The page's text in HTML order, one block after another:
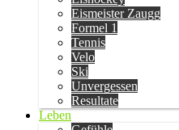
Eismeister Zaugg
Formel 1
Tennis
Velo
Ski
Unvergessen
Resultate
Leben